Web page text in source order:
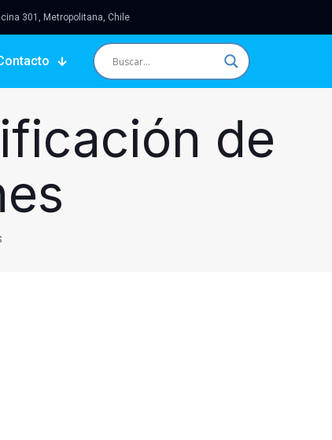
301, Metropolitana, Chile
de